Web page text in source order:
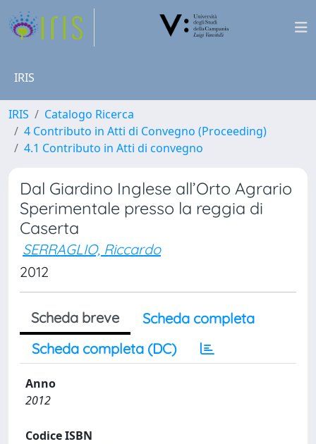
IRIS
IRIS
Catalogo Ricerca
4 Contributo in Atti di Convegno (Proceeding)
4.1 Contributo in Atti di convegno
Dal Giardino Inglese all’Orto Agrario
Sperimentale presso la reggia di
Caserta
SERRAGLIO, Riccardo
2012
Scheda breve
Scheda completa
Scheda completa (DC)
Anno
2012
Codice ISBN